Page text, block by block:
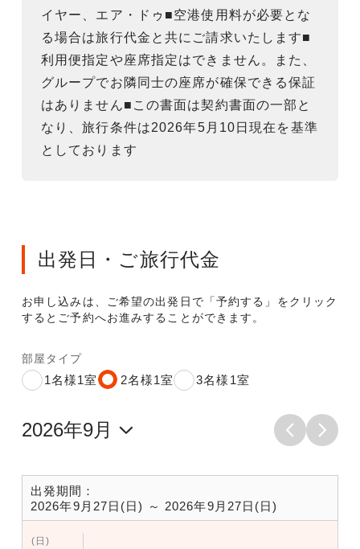
イヤー、エア・ドゥ■空港使用料が必要とな
る場合は旅行代金と共にご請求いたします■
利用便指定や座席指定はできません。また、
グループでお隣同士の座席が確保できる保証
はありません■この書面は契約書面の一部と
なり、旅行条件は2026年5月10日現在を基準
としております
出発日・ご旅行代金
お申し込みは、ご希望の出発日で「予約する」をクリック
するとご予約へお進みすることができます。
部屋タイプ
1名様1室 2名様1室 3名様1室
出発期間：
2026年9月27日(日) ～ 2026年9月27日(日)
(日)